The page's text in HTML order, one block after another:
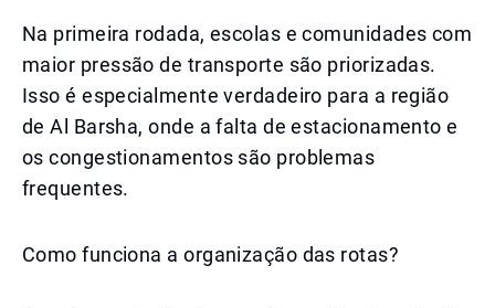
Na primeira rodada, escolas e comunidades com
maior pressão de transporte são priorizadas.
Isso é especialmente verdadeiro para a região
de Al Barsha, onde a falta de estacionamento e
os congestionamentos são problemas
frequentes.
Como funciona a organização das rotas?